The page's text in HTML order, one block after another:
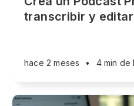
transcribir y editar
hace 2 meses • 4 min de